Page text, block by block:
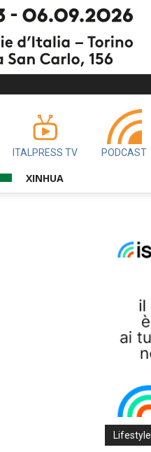
ITALPRESS TV PODCAST
XINHUA
Lifestyle